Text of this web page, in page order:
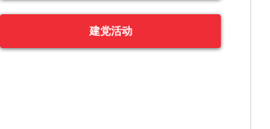
建党活动